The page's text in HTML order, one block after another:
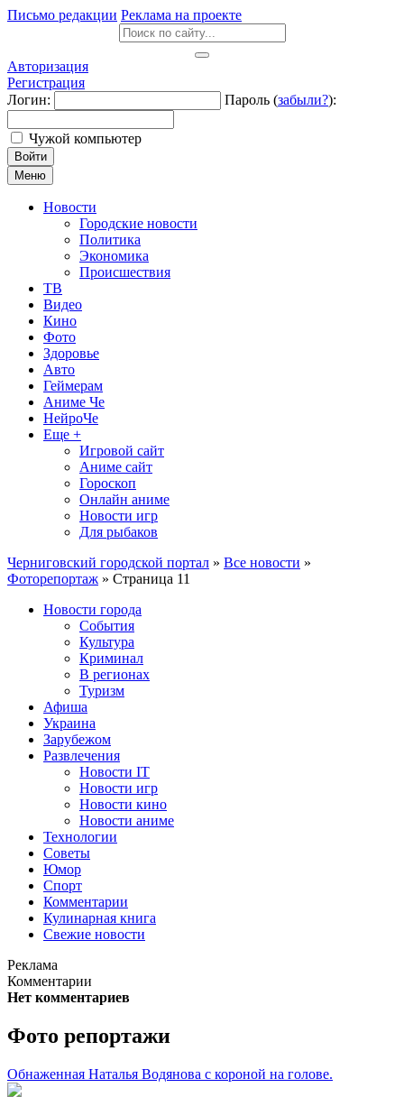
Письмо редакции Реклама на проекте
Авторизация
Регистрация
Логин:
Пароль (забыли?):
Чужой компьютер
Войти
Меню
Новости
Городские новости
Политика
Экономика
Происшествия
ТВ
Видео
Кино
Фото
Здоровье
Авто
Геймерам
Аниме Че
НейроЧе
Еще +
Игровой сайт
Аниме сайт
Гороскоп
Онлайн аниме
Новости игр
Для рыбаков
Черниговский городской портал » Все новости »
Фоторепортаж » Страница 11
Новости города
События
Культура
Криминал
В регионах
Туризм
Афиша
Украина
Зарубежом
Развлечения
Новости IT
Новости игр
Новости кино
Новости аниме
Технологии
Советы
Юмор
Спорт
Комментарии
Кулинарная книга
Свежие новости
Реклама
Комментарии
Нет комментариев
Фото репортажи
Обнаженная Наталья Водянова с короной на голове.